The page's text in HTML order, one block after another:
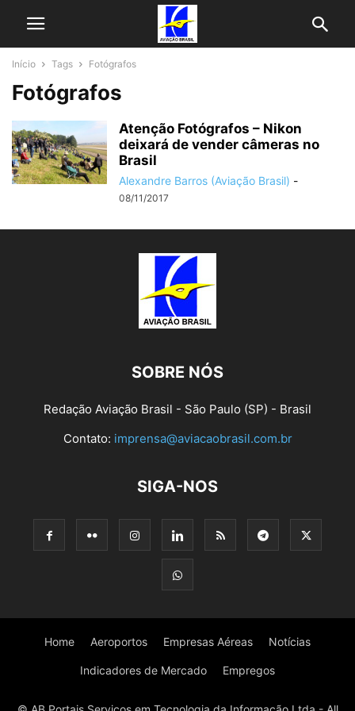
Início Tags Fotógrafos
Fotógrafos
Atenção Fotógrafos – Nikon
deixará de vender câmeras no
Brasil
Alexandre Barros (Aviação Brasil) -
08/11/2017
SOBRE NÓS
Redação Aviação Brasil - São Paulo (SP) - Brasil
Contato: imprensa@aviacaobrasil.com.br
SIGA-NOS
Home Aeroportos Empresas Aéreas Notícias
Indicadores de Mercado Empregos